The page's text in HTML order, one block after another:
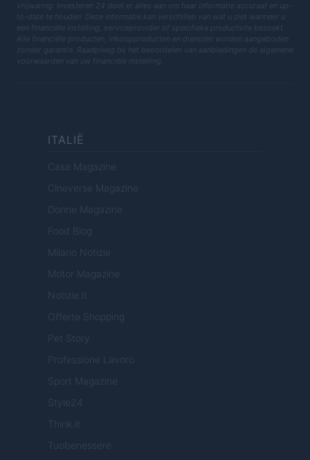
Vrijwaring: Investeren 24 doet er alles aan om haar informatie accuraat en up-
to-date te houden. Deze informatie kan verschillen van wat u ziet wanneer u
een financiële instelling, serviceprovider of specifieke productsite bezoekt.
Alle financiële producten, inkoopproducten en diensten worden aangeboden
zonder garantie. Raadpleeg bij het beoordelen van aanbiedingen de algemene
voorwaarden van uw financiële instelling.
ITALIË
Casa Magazine
Cineverse Magazine
Donne Magazine
Food Blog
Milano Notizie
Motor Magazine
Notizie.it
Offerte Shopping
Pet Story
Professione Lavoro
Sport Magazine
Style24
Think.it
Tuobenessere